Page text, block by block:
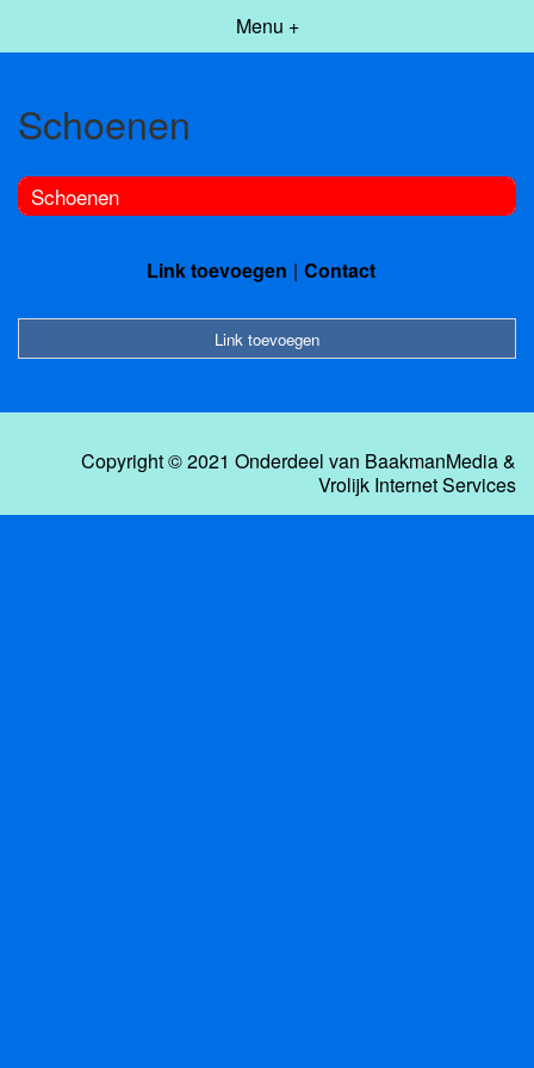
Menu +
Schoenen
Schoenen
Link toevoegen Contact
Link toevoegen
Copyright © 2021 Onderdeel van BaakmanMedia&
Vrolijk Internet Services